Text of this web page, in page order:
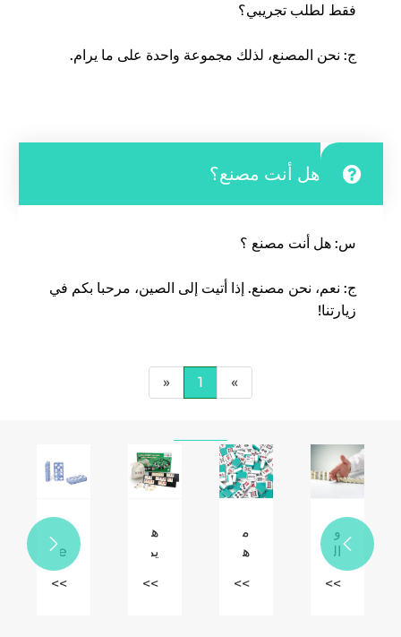
فقط لطلب تجريبي؟
ج: نحن المصنع، لذلك مجموعة واحدة على ما يرام.
هل أنت مصنع؟
س: هل أنت مصنع ؟
ج: نعم، نحن مصنع. إذا أتيت إلى الصين، مرحبا بكم في
زيارتنا!
« 1 »
وظيفة
الدومينو
الرئيسية.
>>
ما
هي
الأساسية
>>
هل
يمكنك
لعبة
>>
Double
6
Marble
>>

